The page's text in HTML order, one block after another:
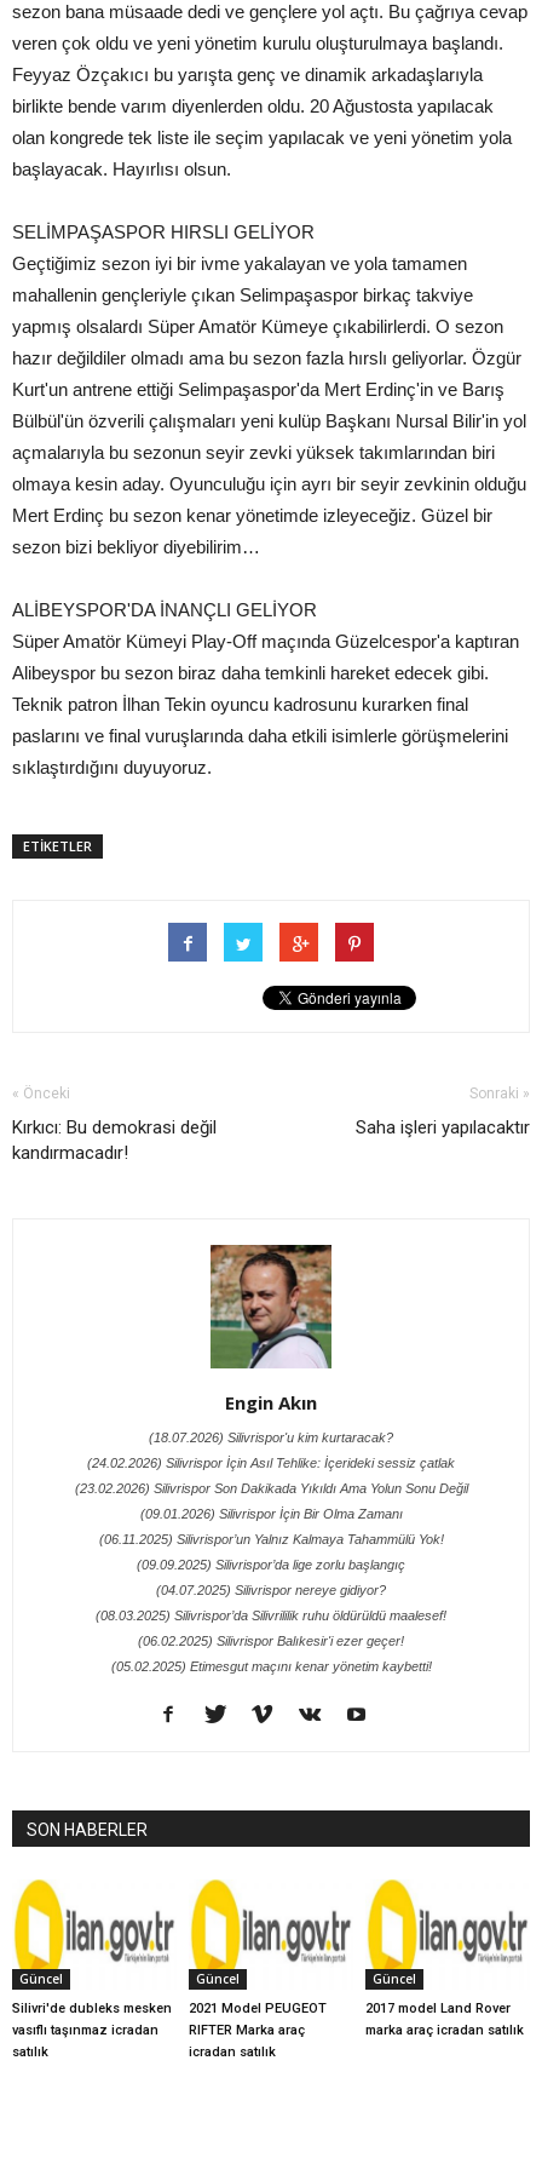
sezon bana müsaade dedi ve gençlere yol açtı. Bu çağrıya cevap
veren çok oldu ve yeni yönetim kurulu oluşturulmaya başlandı.
Feyyaz Özçakıcı bu yarışta genç ve dinamik arkadaşlarıyla
birlikte bende varım diyenlerden oldu. 20 Ağustosta yapılacak
olan kongrede tek liste ile seçim yapılacak ve yeni yönetim yola
başlayacak. Hayırlısı olsun.
SELİMPAŞASPOR HIRSLI GELİYOR
Geçtiğimiz sezon iyi bir ivme yakalayan ve yola tamamen
mahallenin gençleriyle çıkan Selimpaşaspor birkaç takviye
yapmış olsalardı Süper Amatör Kümeye çıkabilirlerdi. O sezon
hazır değildiler olmadı ama bu sezon fazla hırslı geliyorlar. Özgür
Kurt'un antrene ettiği Selimpaşaspor'da Mert Erdinç'in ve Barış
Bülbül'ün özverili çalışmaları yeni kulüp Başkanı Nursal Bilir'in yol
açmalarıyla bu sezonun seyir zevki yüksek takımlarından biri
olmaya kesin aday. Oyunculuğu için ayrı bir seyir zevkinin olduğu
Mert Erdinç bu sezon kenar yönetimde izleyeceğiz. Güzel bir
sezon bizi bekliyor diyebilirim…
ALİBEYSPOR'DA İNANÇLI GELİYOR
Süper Amatör Kümeyi Play-Off maçında Güzelcespor'a kaptıran
Alibeyspor bu sezon biraz daha temkinli hareket edecek gibi.
Teknik patron İlhan Tekin oyuncu kadrosunu kurarken final
paslarını ve final vuruşlarında daha etkili isimlerle görüşmelerini
sıklaştırdığını duyuyoruz.
ETİKETLER
« Önceki
Kırkıcı: Bu demokrasi değil
kandırmacadır!
Sonraki »
Saha işleri yapılacaktır
Engin Akın
(18.07.2026) Silivrispor'u kim kurtaracak?
(24.02.2026) Silivrispor İçin Asıl Tehlike: İçerideki sessiz çatlak
(23.02.2026) Silivrispor Son Dakikada Yıkıldı Ama Yolun Sonu Değil
(09.01.2026) Silivrispor İçin Bir Olma Zamanı
(06.11.2025) Silivrispor’un Yalnız Kalmaya Tahammülü Yok!
(09.09.2025) Silivrispor’da lige zorlu başlangıç
(04.07.2025) Silivrispor nereye gidiyor?
(08.03.2025) Silivrispor’da Silivrililik ruhu öldürüldü maalesef!
(06.02.2025) Silivrispor Balıkesir'i ezer geçer!
(05.02.2025) Etimesgut maçını kenar yönetim kaybetti!
SON HABERLER
Güncel
Silivri'de dubleks mesken
vasıflı taşınmaz icradan
satılık
Güncel
2021 Model PEUGEOT
RIFTER Marka araç
icradan satılık
Güncel
2017 model Land Rover
marka araç icradan satılık